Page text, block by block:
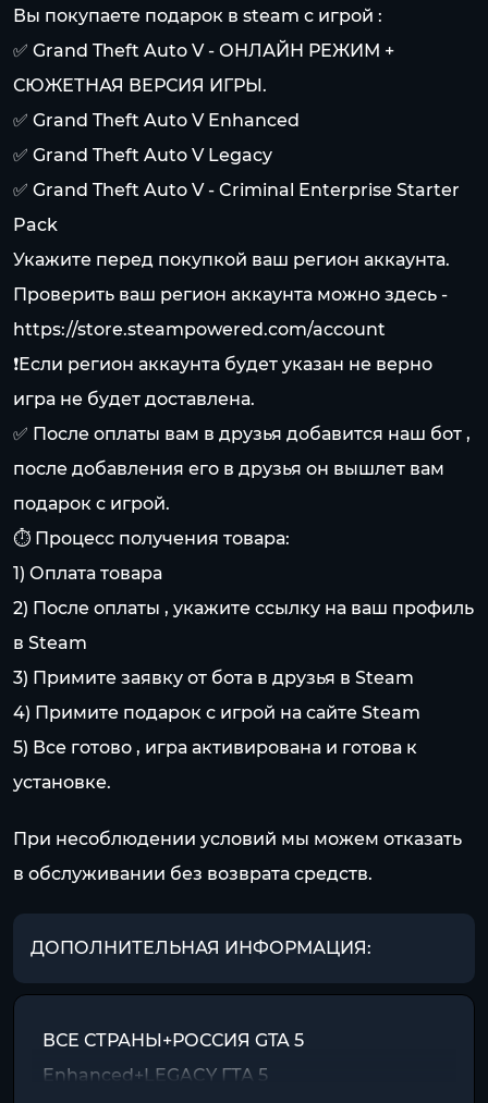
Вы покупаете подарок в steam с игрой :
✅ Grand Theft Auto V - ОНЛАЙН РЕЖИМ +
СЮЖЕТНАЯ ВЕРСИЯ ИГРЫ.
✅ Grand Theft Auto V Enhanced
✅ Grand Theft Auto V Legacy
✅ Grand Theft Auto V - Criminal Enterprise Starter
Pack
Укажите перед покупкой ваш регион аккаунта.
Проверить ваш регион аккаунта можно здесь -
https://store.steampowered.com/account
❗️Если регион аккаунта будет указан не верно
игра не будет доставлена.
✅ После оплаты вам в друзья добавится наш бот ,
после добавления его в друзья он вышлет вам
подарок с игрой.
⏱️ Процесс получения товара:
1) Оплата товара
2) После оплаты , укажите ссылку на ваш профиль
в Steam
3) Примите заявку от бота в друзья в Steam
4) Примите подарок с игрой на сайте Steam
5) Все готово , игра активирована и готова к
установке.
При несоблюдении условий мы можем отказать
в обслуживании без возврата средств.
ДОПОЛНИТЕЛЬНАЯ ИНФОРМАЦИЯ:
ВСЕ СТРАНЫ+РОССИЯ GTA 5
Enhanced+LEGACY ГТА 5